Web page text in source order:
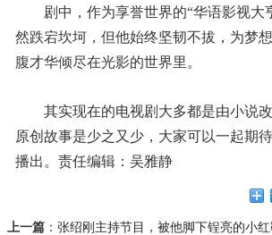
剧中，作为享誉世界的“华语影视大
然跌宕坎坷，但他始终坚韧不拔，为梦
腹才华倾尽在光影的世界里。
其实现在的电视剧大多都是由小说
原创故事是少之又少，大家可以一起期
播出。责任编辑：吴雅静
上一篇 ： 张绍刚主持节目，被他脚下锃亮的小红